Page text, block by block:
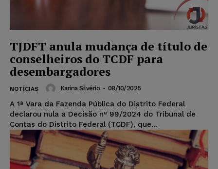
TJDFT anula mudança de título de
conselheiros do TCDF para
desembargadores
NOTÍCIAS Karina Silvério - 08/10/2025
A 1ª Vara da Fazenda Pública do Distrito Federal
declarou nula a Decisão nº 99/2024 do Tribunal de
Contas do Distrito Federal (TCDF), que...